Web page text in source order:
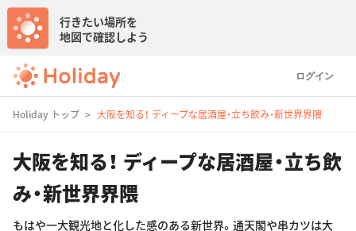
ログイン
行きたい場所を
地図で確認しよう
Holiday トップ 大阪を知る！ ディープな居酒屋・立ち飲み・新世界界隈
大阪を知る！ ディープな居酒屋・立ち飲
み・新世界界隈
もはや一大観光地と化した感のある新世界。通天閣や串カツは大